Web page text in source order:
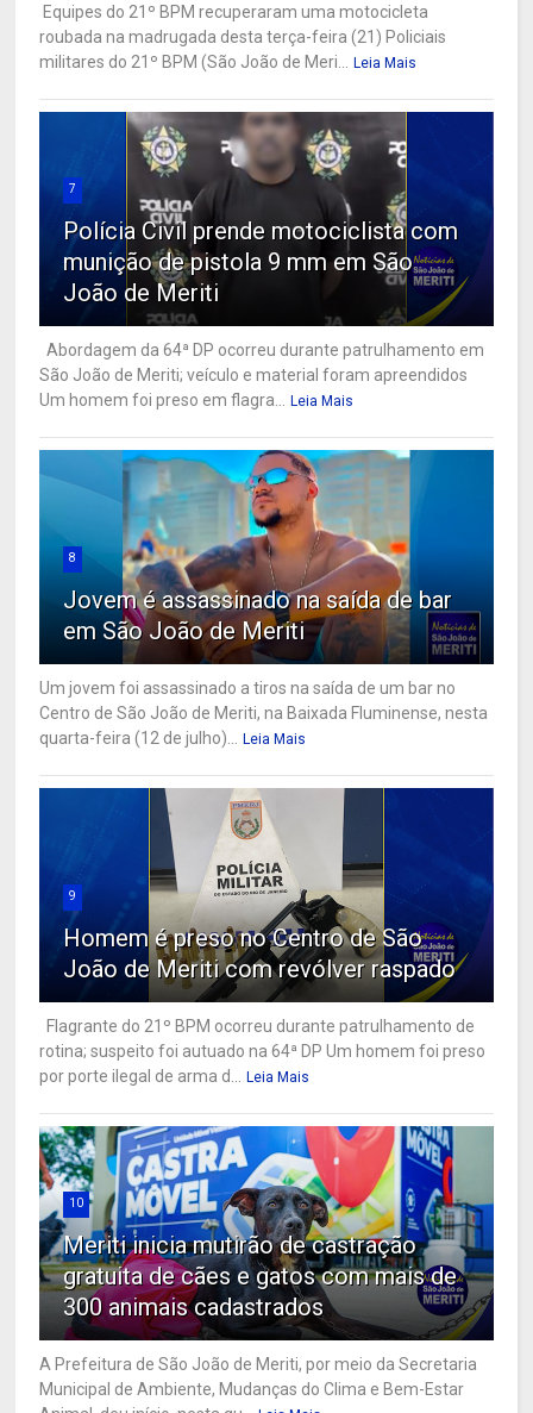
Equipes do 21º BPM recuperaram uma motocicleta
roubada na madrugada desta terça-feira (21) Policiais
militares do 21º BPM (São João de Meri...
Leia Mais
7
Polícia Civil prende motociclista com
munição de pistola 9 mm em São
João de Meriti
Abordagem da 64ª DP ocorreu durante patrulhamento em
São João de Meriti; veículo e material foram apreendidos
Um homem foi preso em flagra...
Leia Mais
8
Jovem é assassinado na saída de bar
em São João de Meriti
Um jovem foi assassinado a tiros na saída de um bar no
Centro de São João de Meriti, na Baixada Fluminense, nesta
quarta-feira (12 de julho)...
Leia Mais
9
Homem é preso no Centro de São
João de Meriti com revólver raspado
Flagrante do 21º BPM ocorreu durante patrulhamento de
rotina; suspeito foi autuado na 64ª DP Um homem foi preso
por porte ilegal de arma d...
Leia Mais
10
Meriti inicia mutirão de castração
gratuita de cães e gatos com mais de
300 animais cadastrados
A Prefeitura de São João de Meriti, por meio da Secretaria
Municipal de Ambiente, Mudanças do Clima e Bem-Estar